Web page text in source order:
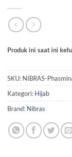
Produk ini saat ini
SKU: NIBRAS-
Kategori: Hijab
Brand: Nibras